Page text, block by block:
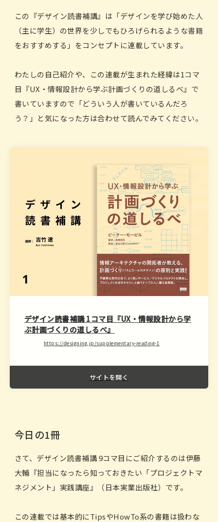
この『デザイン読書補講』は「デザインを学び始めた人
（主に学生）の世界を少しでもひろげられるような書籍
をおすすめする」をコンセプトに連載しています。
わたしの自己紹介や、この連載が生まれた経緯は1コマ
目『UX・情報設計から学ぶ計画づくりの道しるべ』で
書いていますので「どういう人が書いているんだろ
う？」と気になった方は合わせて読んでみてください。
デザイン読書補講 1コマ目『UX・情報設計から学
ぶ計画づくりの道しるべ』
https://designing.jp/supplementary-reading-1
サイトを開く
今日の1冊
さて、デザイン読書補講 9コマ目にご紹介するのは伊藤
大輔『担当になったら知っておきたい「プロジェクトマ
ネジメント」実践講座』（日本実業出版社）です。
この連載では基本的にTipsやHowTo系の書籍は扱わな